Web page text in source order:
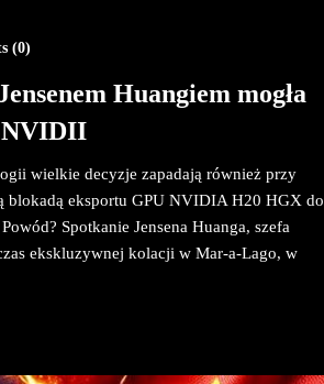
(0)
Huangiem mogła
NVIDII
wielkie decyzje zapadają również przy
blokadą eksportu GPU NVIDIA H20 HGX do
Spotkanie Jensena Huanga, szefa
ekskluzywnej kolacji w Mar-a-Lago, w